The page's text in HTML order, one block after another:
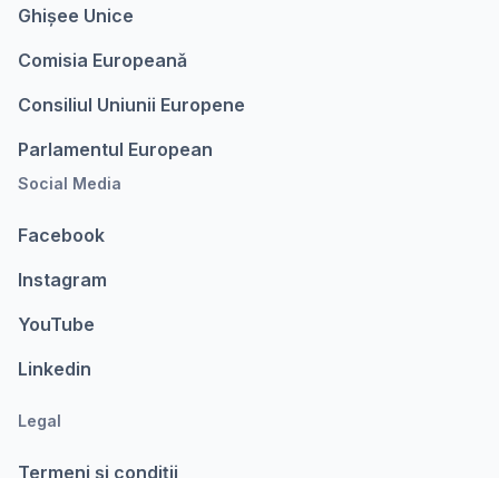
Ghișee Unice
Comisia Europeanǎ
Consiliul Uniunii Europene
Parlamentul European
Social Media
Facebook
Instagram
YouTube
Linkedin
Legal
Termeni şi condiții